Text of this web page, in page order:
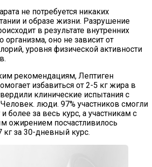
не потребуется никаких
и образе жизни. Разрушение
в результате внутренних
организма, оно не зависит от
уровня физической активности
рекомендациям, Лептиген
избавиться от 2-5 кг жира в
клинические испытания с
люди. 97% участников смогли
более за весь курс, а участникам с
ожирением посчастливилось
кг за 30-дневный курс.